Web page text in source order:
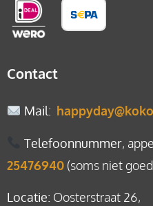
Contact
Mail:
Telefoonnummer,
25476940 (soms niet
Locatie: Oosterstraat 26,